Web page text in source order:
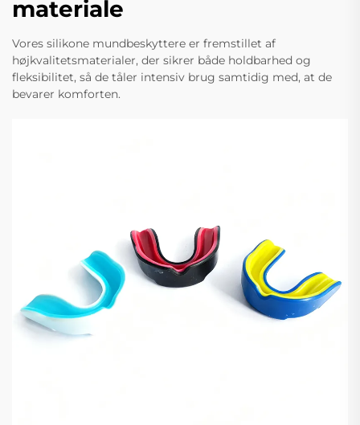
materiale
Vores silikone mundbeskyttere er fremstillet af
højkvalitetsmaterialer, der sikrer både holdbarhed og
fleksibilitet, så de tåler intensiv brug samtidig med, at de
bevarer komforten.